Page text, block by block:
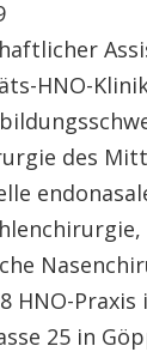
HNO-
des
HNO-Praxis
25 in